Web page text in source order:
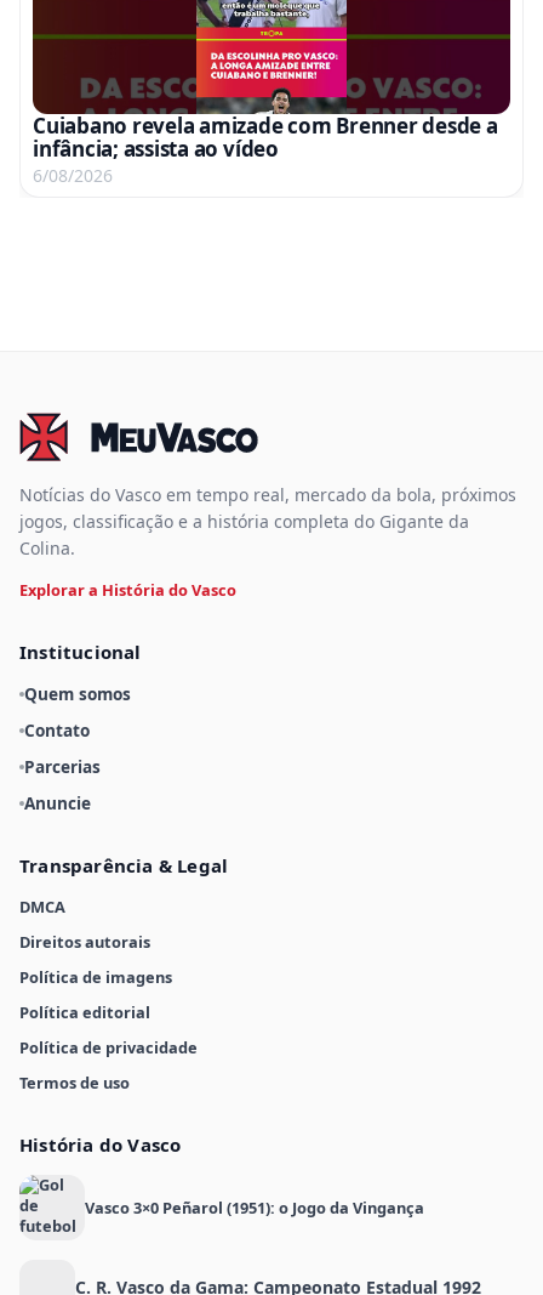
Cuiabano revela amizade com Brenner desde a
infância; assista ao vídeo
6/08/2026
Notícias do Vasco em tempo real, mercado da bola, próximos
jogos, classificação e a história completa do Gigante da
Colina.
Explorar a História do Vasco
Institucional
Quem somos
Contato
Parcerias
Anuncie
Transparência & Legal
DMCA
Direitos autorais
Política de imagens
Política editorial
Política de privacidade
Termos de uso
História do Vasco
Vasco 3×0 Peñarol (1951): o Jogo da Vingança
C. R. Vasco da Gama: Campeonato Estadual 1992